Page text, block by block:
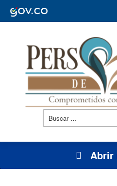
Buscar:
Abrir